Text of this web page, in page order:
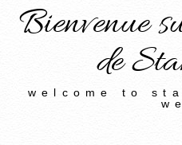
Bienvenue
de
welcome to